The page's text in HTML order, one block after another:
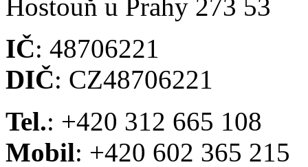
Hostouň u Prahy 273 53
IČ: 48706221
DIČ: CZ48706221
Tel.: +420 312 665 108
Mobil: +420 602 365 215